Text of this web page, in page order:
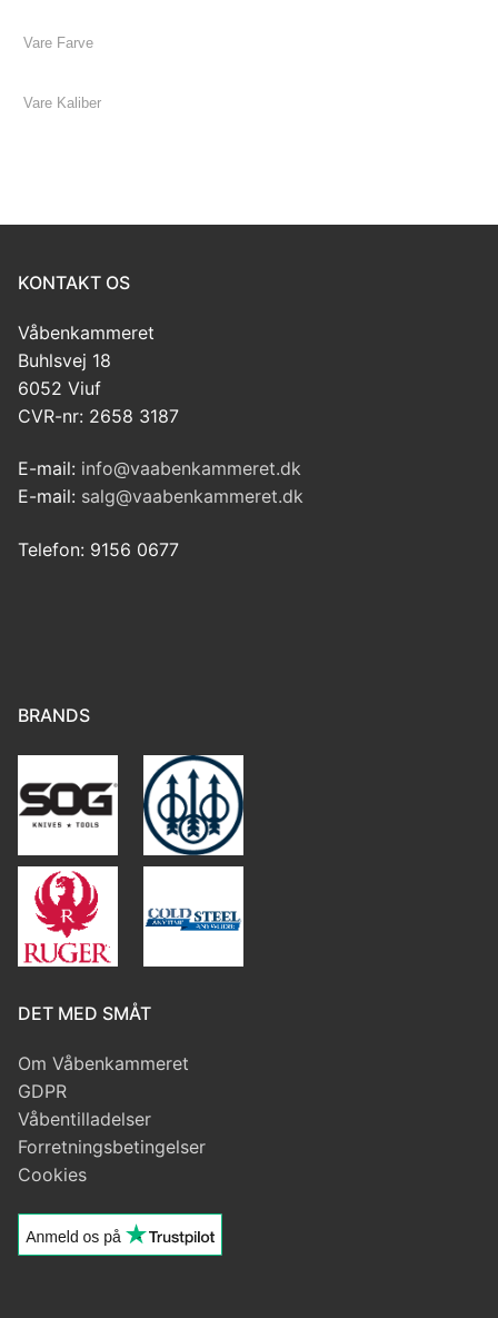
KONTAKT OS
Våbenkammeret
Buhlsvej 18
6052 Viuf
CVR-nr: 2658 3187
E-mail: info@vaabenkammeret.dk
E-mail: salg@vaabenkammeret.dk
Telefon: 9156 0677
BRANDS
DET MED SMÅT
Om Våbenkammeret
GDPR
Våbentilladelser
Forretningsbetingelser
Cookies